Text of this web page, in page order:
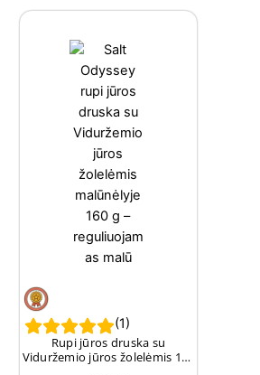
(1)
Rupi jūros druska su
Viduržemio jūros žolelėmis 160